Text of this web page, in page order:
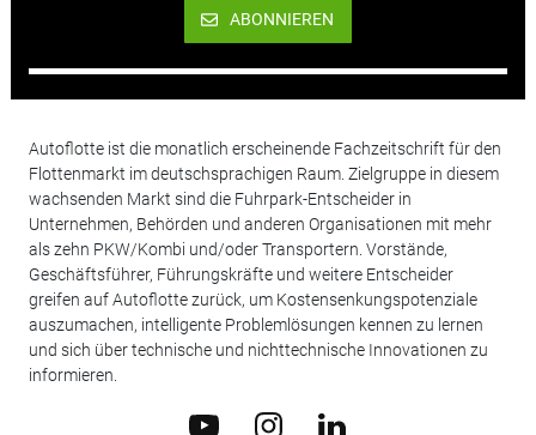
ABONNIEREN
Autoflotte ist die monatlich erscheinende Fachzeitschrift für den
Flottenmarkt im deutschsprachigen Raum. Zielgruppe in diesem
wachsenden Markt sind die Fuhrpark-Entscheider in
Unternehmen, Behörden und anderen Organisationen mit mehr
als zehn PKW/Kombi und/oder Transportern. Vorstände,
Geschäftsführer, Führungskräfte und weitere Entscheider
greifen auf Autoflotte zurück, um Kostensenkungspotenziale
auszumachen, intelligente Problemlösungen kennen zu lernen
und sich über technische und nichttechnische Innovationen zu
informieren.